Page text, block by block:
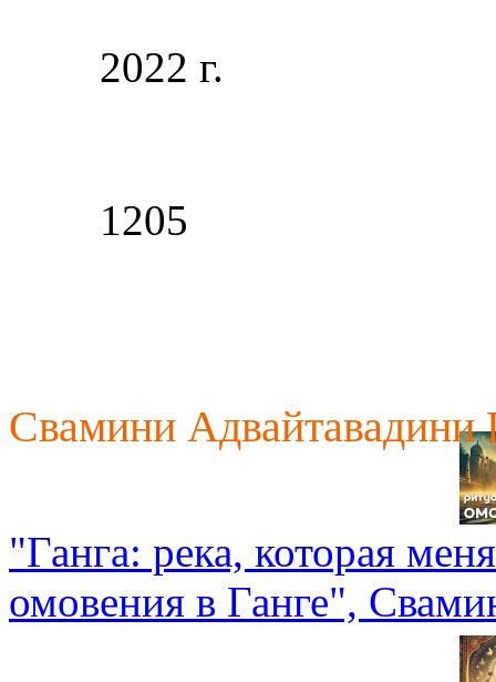
2022 г.
1205
Свамини Адвайтавадини
"Ганга: река, которая
омовения в Ганге",